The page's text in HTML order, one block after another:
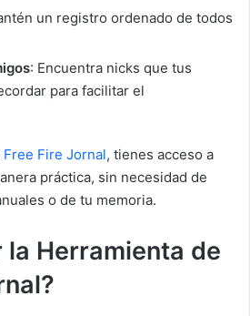
un registro ordenado de todos
: Encuentra nicks que tus
para facilitar el
Free Fire Jornal, tienes acceso a
práctica, sin necesidad de
o de tu memoria.
la Herramienta de